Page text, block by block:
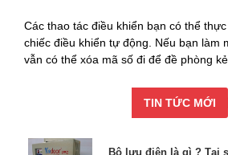
Các thao tác điều khiển bạn có thể
chiếc điều khiển tự động. Nếu bạn làm
vẫn có thể xóa mã số đi để đề phòng
TIN TỨC MỚI
Bộ lưu điện là gì ? Tại